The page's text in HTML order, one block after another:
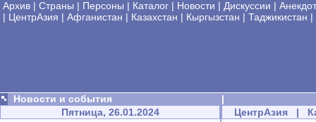
Архив | Страны | Персоны | Каталог | Новости | Дискуссии |
| ЦентрАзия | Афганистан | Казахстан | Кыргызстан | Таджикистан |
Новости и события
|
Пятница, 26.01.2024
ЦентрАзия |